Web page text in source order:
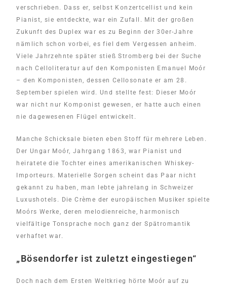
verschrieben. Dass er, selbst Konzertcellist und kein
Pianist, sie entdeckte, war ein Zufall. Mit der großen
Zukunft des Duplex war es zu Beginn der 30er-Jahre
nämlich schon vorbei, es fiel dem Vergessen anheim.
Viele Jahrzehnte später stieß Stromberg bei der Suche
nach Celloliteratur auf den Komponisten Emanuel Moór
– den Komponisten, dessen Cellosonate er am 28.
September spielen wird. Und stellte fest: Dieser Moór
war nicht nur Komponist gewesen, er hatte auch einen
nie dagewesenen Flügel entwickelt.
Manche Schicksale bieten eben Stoff für mehrere Leben.
Der Ungar Moór, Jahrgang 1863, war Pianist und
heiratete die Tochter eines amerikanischen Whiskey-
Importeurs. Materielle Sorgen scheint das Paar nicht
gekannt zu haben, man lebte jahrelang in Schweizer
Luxushotels. Die Crème der europäischen Musiker spielte
Moórs Werke, deren melodienreiche, harmonisch
vielfältige Tonsprache noch ganz der Spätromantik
verhaftet war.
„Bösendorfer ist zuletzt eingestiegen“
Doch nach dem Ersten Weltkrieg hörte Moór auf zu